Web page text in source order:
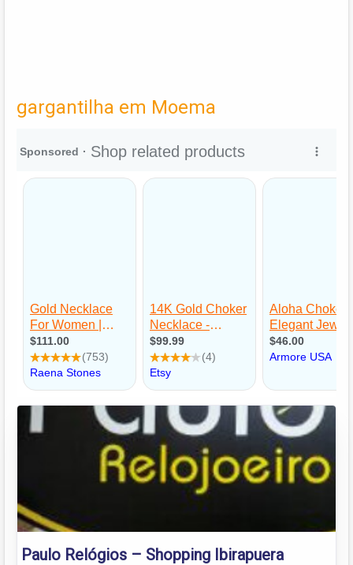
gargantilha em Moema
Paulo Relógios – Shopping Ibirapuera